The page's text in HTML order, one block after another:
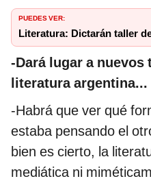
PUEDES VER:
Literatura: Dictarán taller
-Dará lugar a nuevos
literatura argentina...
-Habrá que ver qué
estaba pensando el
bien es cierto, la
mediática ni